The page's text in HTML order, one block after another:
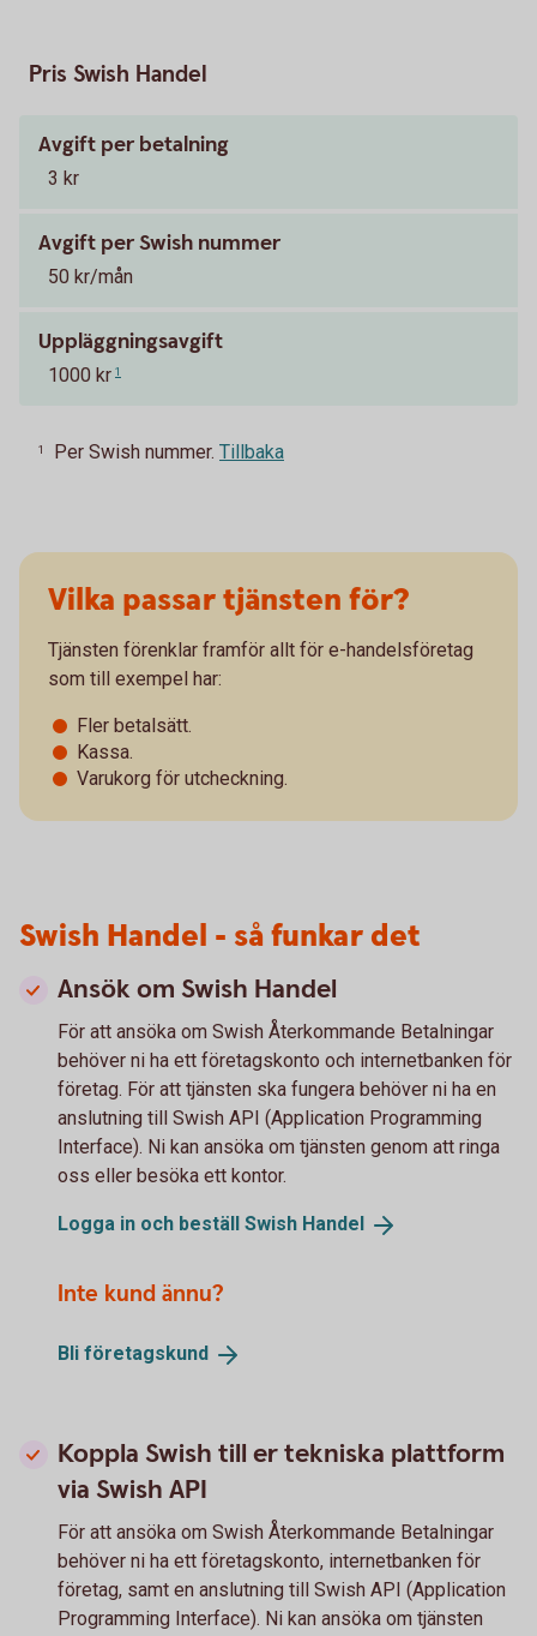
Pris Swish Handel
Avgift per betalning
3 kr
Avgift per Swish nummer
50 kr/mån
Uppläggningsavgift
1000 kr 1
1 Per Swish nummer. Tillbaka
Vilka passar tjänsten för?
Tjänsten förenklar framför allt för e-handelsföretag
som till exempel har:
Fler betalsätt.
Kassa.
Varukorg för utcheckning.
Swish Handel - så funkar det
Ansök om Swish Handel
För att ansöka om Swish Återkommande Betalningar
behöver ni ha ett företagskonto och internetbanken för
företag. För att tjänsten ska fungera behöver ni ha en
anslutning till Swish API (Application Programming
Interface). Ni kan ansöka om tjänsten genom att ringa
oss eller besöka ett kontor.
Logga in och beställ Swish Handel
Inte kund ännu?
Bli företagskund
Koppla Swish till er tekniska plattform
via Swish API
För att ansöka om Swish Återkommande Betalningar
behöver ni ha ett företagskonto, internetbanken för
företag, samt en anslutning till Swish API (Application
Programming Interface). Ni kan ansöka om tjänsten